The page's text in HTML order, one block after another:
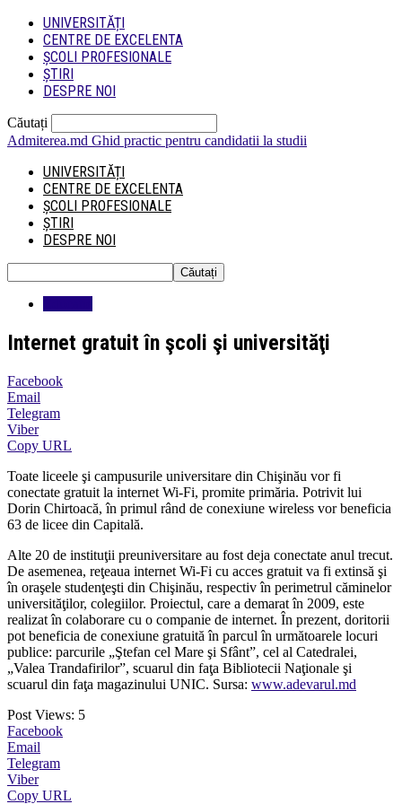
UNIVERSITĂȚI
CENTRE DE EXCELENTA
ȘCOLI PROFESIONALE
ȘTIRI
DESPRE NOI
Căutați
Admiterea.md Ghid practic pentru candidatii la studii
UNIVERSITĂȚI
CENTRE DE EXCELENTA
ȘCOLI PROFESIONALE
ȘTIRI
DESPRE NOI
Internet gratuit în şcoli şi universităţi
Facebook
Email
Telegram
Viber
Copy URL
Toate liceele şi campusurile universitare din Chişinău vor fi
conectate gratuit la internet Wi-Fi, promite primăria. Potrivit lui
Dorin Chirtoacă, în primul rând de conexiune wireless vor beneficia
63 de licee din Capitală.
Alte 20 de instituţii preuniversitare au fost deja conectate anul trecut.
De asemenea, reţeaua internet Wi-Fi cu acces gratuit va fi extinsă şi
în oraşele studenţeşti din Chişinău, respectiv în perimetrul căminelor
universităţilor, colegiilor. Proiectul, care a demarat în 2009, este
realizat în colaborare cu o companie de internet. În prezent, doritorii
pot beneficia de conexiune gratuită în parcul în următoarele locuri
publice: parcurile „Ştefan cel Mare şi Sfânt”, cel al Catedralei,
„Valea Trandafirilor”, scuarul din faţa Bibliotecii Naţionale şi
scuarul din faţa magazinului UNIC. Sursa: www.adevarul.md
Post Views: 5
Facebook
Email
Telegram
Viber
Copy URL